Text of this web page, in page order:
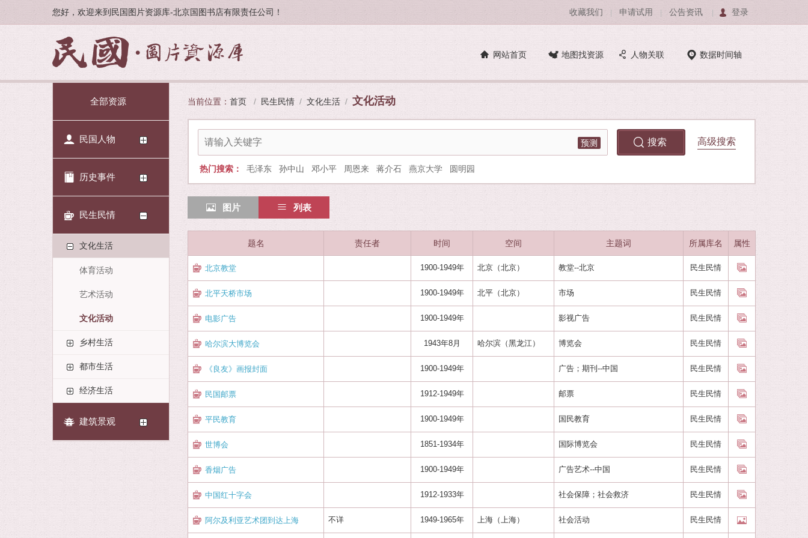
您好，欢迎来到民国图片资源库-北京国图书店有限责任公司！ 收藏我们 申请试用 公告资讯 登录
网站首页 地图找资源 人物关联 数据时间轴
全部资源
民国人物
历史事件
民生民情
文化生活
体育活动
艺术活动
文化活动
乡村生活
都市生活
经济生活
建筑景观
当前位置： 首页 / 民生民情 / 文化生活 / 文化活动
预测 高级搜索
热门搜索： 毛泽东 孙中山 邓小平 周恩来 蒋介石 燕京大学 圆明园
图片 列表
题名 责任者 时间 空间 主题词 所属库名 属性
北京教堂 1900-1949年 北京（北京） 教堂--北京 民生民情
北平天桥市场 1900-1949年 北平（北京） 市场 民生民情
电影广告 1900-1949年 影视广告 民生民情
哈尔滨大博览会 1943年8月 哈尔滨（黑龙江） 博览会 民生民情
《良友》画报封面 1900-1949年 广告；期刊--中国 民生民情
民国邮票 1912-1949年 邮票 民生民情
平民教育 1900-1949年 国民教育 民生民情
世博会 1851-1934年 国际博览会 民生民情
香烟广告 1900-1949年 广告艺术--中国 民生民情
中国红十字会 1912-1933年 社会保障；社会救济 民生民情
阿尔及利亚艺术团到达上海 不详 1949-1965年 上海（上海） 社会活动 民生民情